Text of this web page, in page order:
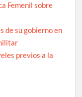
Femenil sobre
de su gobierno en
previos a la